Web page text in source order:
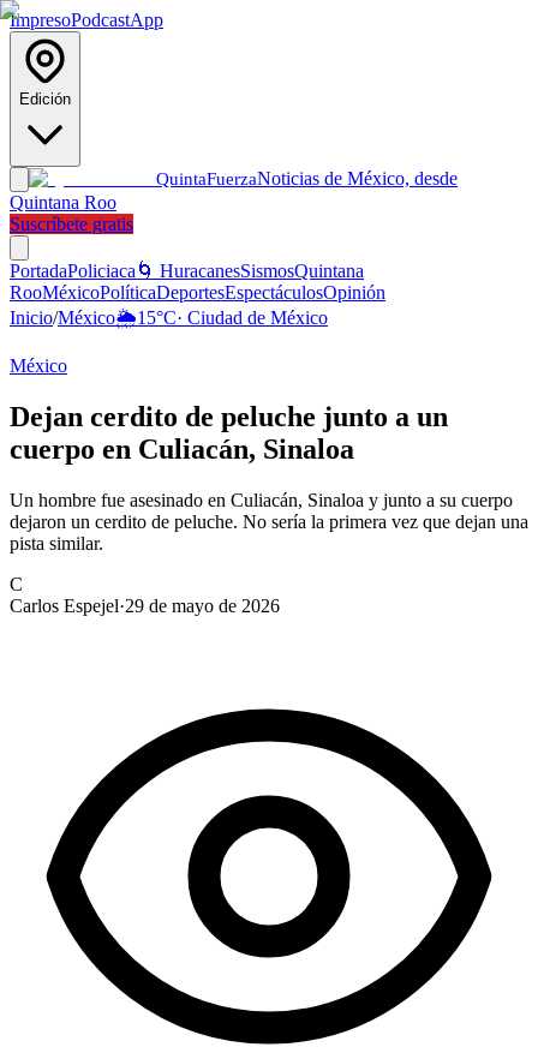
ImpresoPodcastApp
Edición
QuintaFuerzaNoticias de México, desde
Quintana Roo
Suscríbete gratis
PortadaPoliciaca 🌀 HuracanesSismosQuintana
RooMéxicoPolíticaDeportesEspectáculosOpinión
Inicio/México🌦️15°C· Ciudad de México
México
Dejan cerdito de peluche junto a un
cuerpo en Culiacán, Sinaloa
Un hombre fue asesinado en Culiacán, Sinaloa y junto a su cuerpo
dejaron un cerdito de peluche. No sería la primera vez que dejan una
pista similar.
C
Carlos Espejel·29 de mayo de 2026